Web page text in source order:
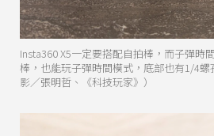
Insta360 X5一定要搭配自拍棒，而子彈時
棒，也能玩子彈時間模式，底部也有1/4
影／張明哲、《科技玩家》）